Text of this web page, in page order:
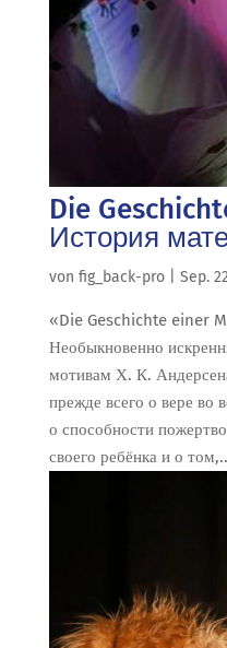
Die
История
von fig_back-pro| Sep.
«Die Geschichte einer
Необыкновенно
мотивам Х. К.
прежде всего о вере
о способности
своего ребёнка и о